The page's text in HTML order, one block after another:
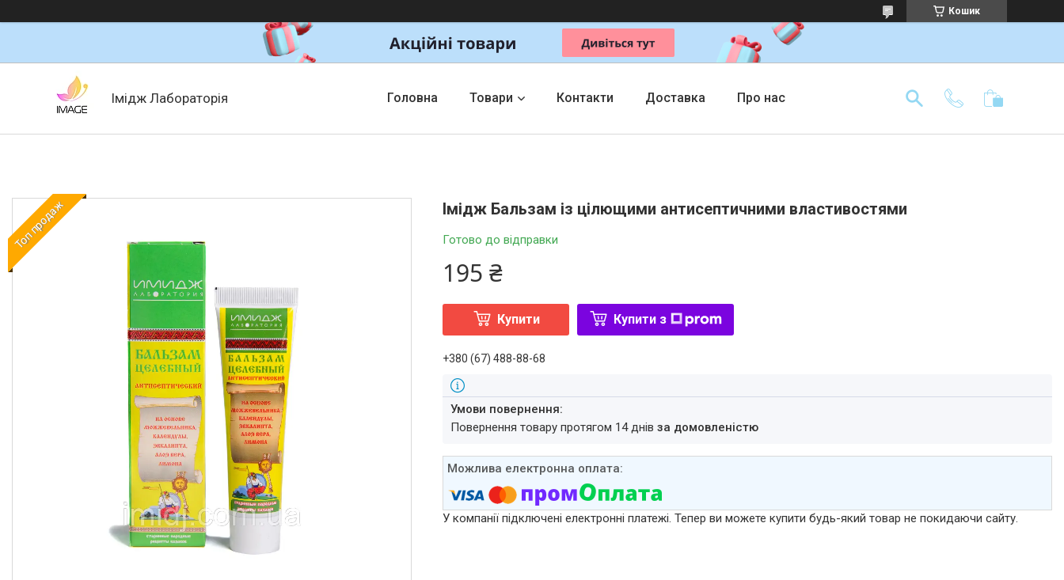
Кошик
Імідж Лабораторія Головна Товари Контакти Доставка Про нас
Топ продаж Імідж Бальзам із цілющими антисептичними властивостями
Готово до відправки
195 ₴
Купити Купити з
+380 (67) 488-88-68
повернення товару протягом 14 днівза домовленістю
У компанії підключені електронні платежі. Тепер ви можете купити будь-який товар не покидаючи сайту.